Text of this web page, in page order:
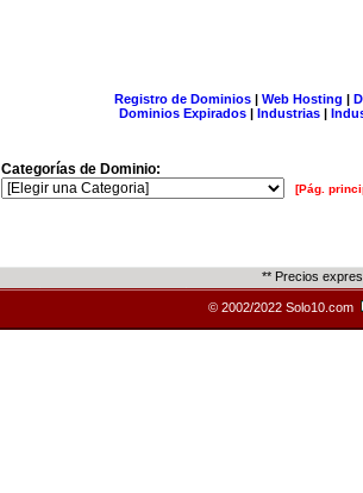
Registro de Dominios| Web Hosting |
Dominios Expirados | Industrias |
Categorías de Dominio:
[Pág.
** Precios
© 2002/2022 Solo10.com